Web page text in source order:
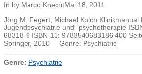
In by Marco KnechtMai 18, 2011
Jörg M. Fegert, Michael Kölch Klinikmanual
Jugendpsychiatrie und -psychotherapie
68318-6 ISBN-13: 9783540683186 400
Springer, 2010 Genre: Psychiatrie
Genre: Psychiatrie